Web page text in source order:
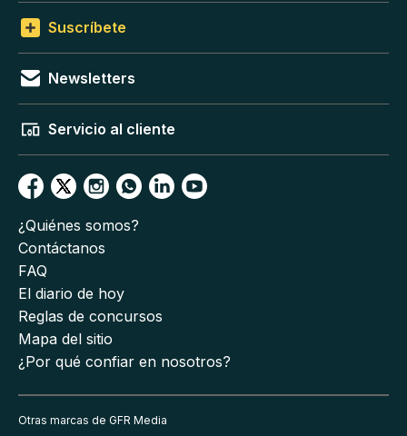
Suscríbete
Newsletters
Servicio al cliente
¿Quiénes somos?
Contáctanos
FAQ
El diario de hoy
Reglas de concursos
Mapa del sitio
¿Por qué confiar en nosotros?
Otras marcas de GFR Media